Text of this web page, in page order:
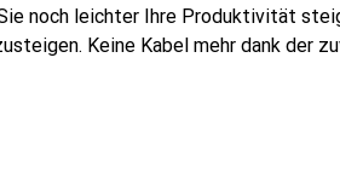
noch leichter Ihre Produktivität
Keine Kabel mehr dank der